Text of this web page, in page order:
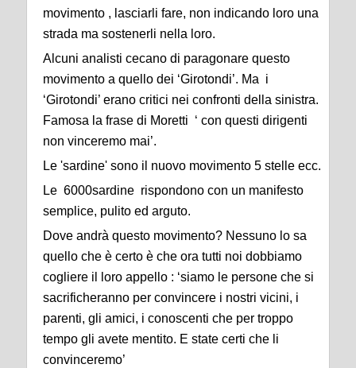
movimento , lasciarli fare, non indicando loro una
strada ma sostenerli nella loro.
Alcuni analisti cecano di paragonare questo
movimento a quello dei ‘Girotondi’. Ma i
‘Girotondi’ erano critici nei confronti della sinistra.
Famosa la frase di Moretti ‘ con questi dirigenti
non vinceremo mai’.
Le 'sardine' sono il nuovo movimento 5 stelle ecc.
Le 6000sardine rispondono con un manifesto
semplice, pulito ed arguto.
Dove andrà questo movimento? Nessuno lo sa
quello che è certo è che ora tutti noi dobbiamo
cogliere il loro appello : ‘siamo le persone che si
sacrificheranno per convincere i nostri vicini, i
parenti, gli amici, i conoscenti che per troppo
tempo gli avete mentito. E state certi che li
convinceremo’